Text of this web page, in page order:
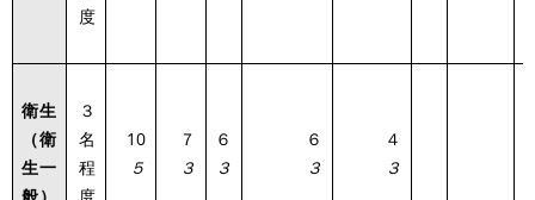
度
衛生
（衛
生一
３
名
程
10
５
７
３
６
３
６
３
４
３